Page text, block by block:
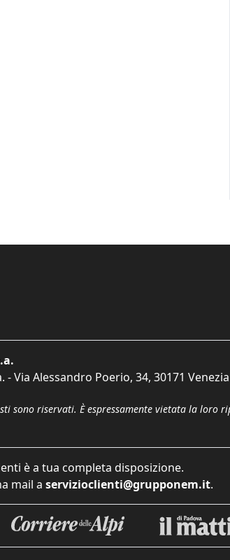
Via Alessandro Poerio, 34, 30171 Venezia
sono riservati. È espressamente vietata la loro
è a tua completa disposizione.
mail a servizioclienti@grupponem.it.